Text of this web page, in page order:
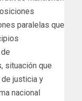
paralelas que
situación que
justicia y
nacional